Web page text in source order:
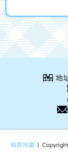
地
網頁地圖 |